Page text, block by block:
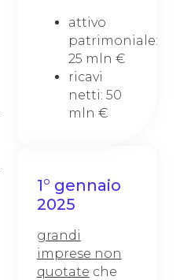
attivo
patrimoniale:
25 mln €
ricavi
netti: 50
mln €
1° gennaio
2025
grandi
imprese non
quotate che